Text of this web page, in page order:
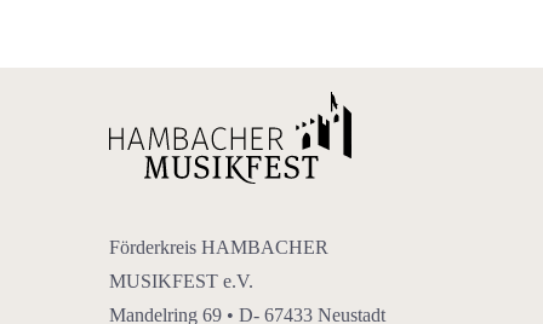
Förderkreis HAMBACHER
MUSIKFEST e.V.
Mandelring 69 • D- 67433 Neustadt